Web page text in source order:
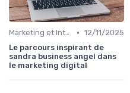
Marketing et Intelligence Artificielle • 12/11/2025
Le parcours inspirant de
sandra business angel dans
le marketing digital